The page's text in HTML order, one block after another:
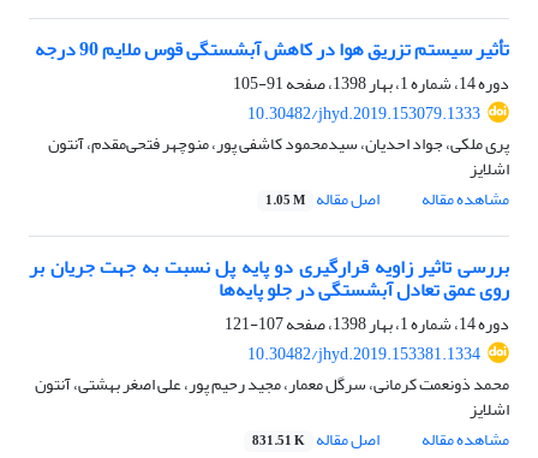
تأثیر سیستم تزریق هوا در کاهش آبشستگی قوس ملایم 90 درجه
دوره 14، شماره 1، بهار 1398، صفحه
91-105
10.30482/jhyd.2019.153079.1333
پری ملکی، جواد احدیان، سیدمحمود کاشفی پور، منوچهر فتحی‌مقدم، آنتون
اشلایز
مشاهده مقاله
اصل مقاله 1.05 M
بررسی تاثیر زاویه قرارگیری دو پایه پل نسبت به جهت جریان بر
روی عمق تعادل آبشستگی در جلو پایه‌ها
دوره 14، شماره 1، بهار 1398، صفحه
107-121
10.30482/jhyd.2019.153381.1334
محمد ذونعمت کرمانی، سرگل معمار، مجید رحیم پور، علی اصغر بهشتی، آنتون
اشلایز
مشاهده مقاله
اصل مقاله 831.51 K